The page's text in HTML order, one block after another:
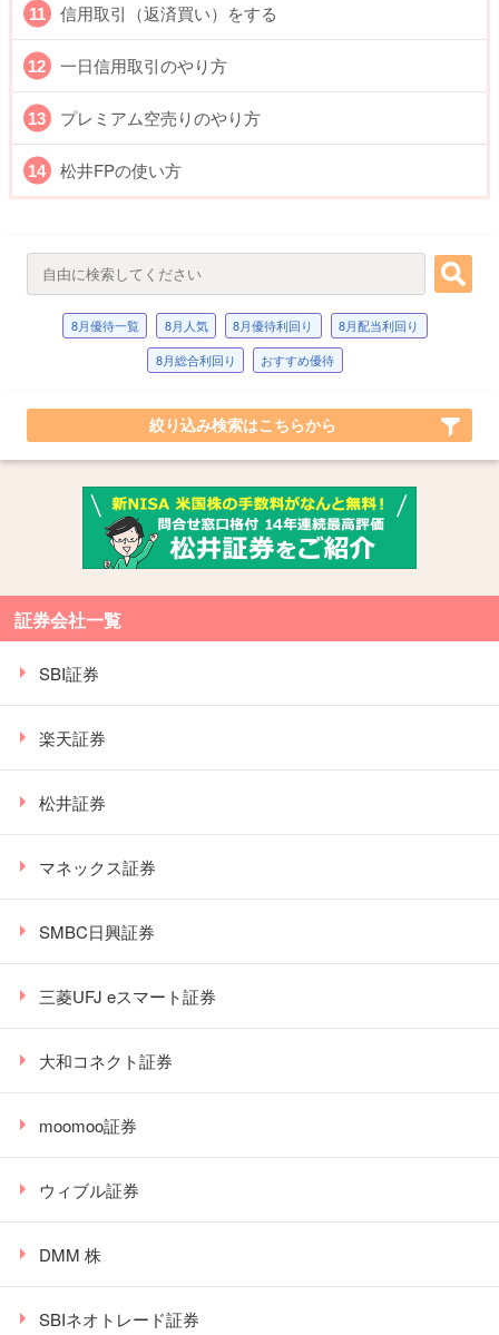
信用取引（返済買い）をする
一日信用取引のやり方
プレミアム空売りのやり方
松井FPの使い方
8月優待一覧 8月人気 8月優待利回り
8月配当利回り
8月総合利回り
おすすめ優待
絞り込み検索はこちらから
証券会社一覧
SBI証券
楽天証券
松井証券
マネックス証券
SMBC日興証券
三菱UFJ eスマート証券
大和コネクト証券
moomoo証券
ウィブル証券
DMM 株
SBIネオトレード証券